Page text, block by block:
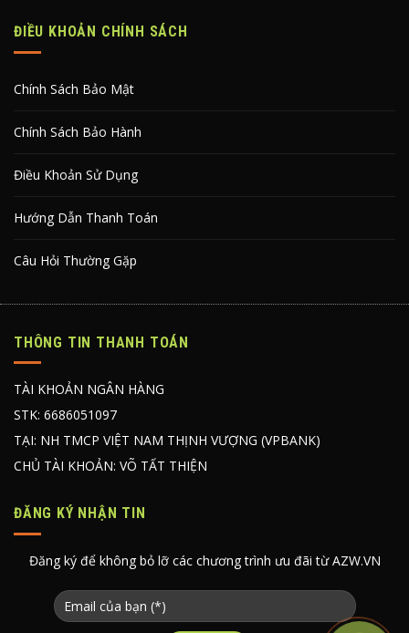
ĐIỀU KHOẢN CHÍNH SÁCH
Chính Sách Bảo Mật
Chính Sách Bảo Hành
Điều Khoản Sử Dụng
Hướng Dẫn Thanh Toán
Câu Hỏi Thường Gặp
THÔNG TIN THANH TOÁN
TÀI KHOẢN NGÂN HÀNG
STK: 6686051097
TẠI: NH TMCP VIỆT NAM THỊNH VƯỢNG (VPBANK)
CHỦ TÀI KHOẢN: VÕ TẤT THIỆN
ĐĂNG KÝ NHẬN TIN
Đăng ký để không bỏ lỡ các chương trình ưu đãi từ AZW.VN